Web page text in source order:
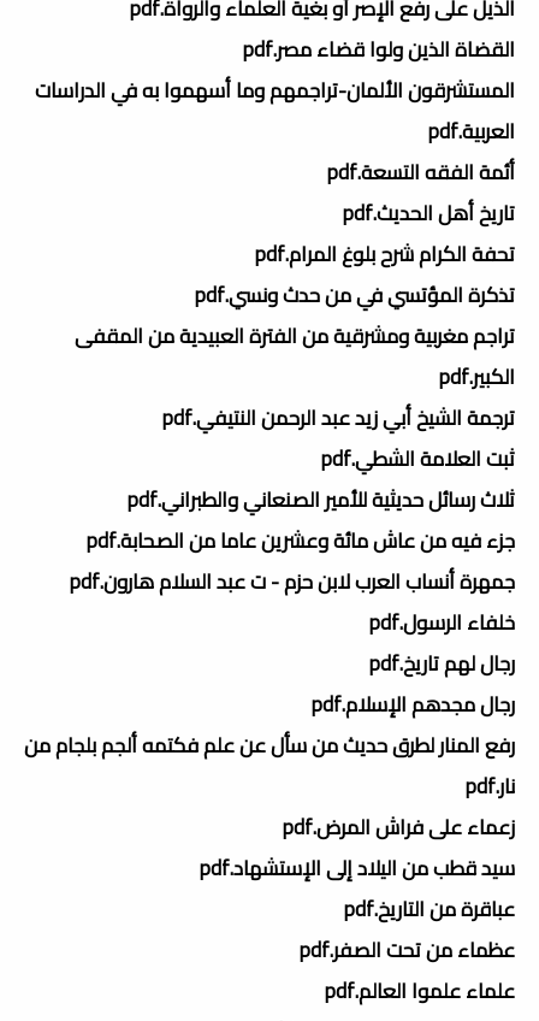
الذيل على رفع الإصر أو بغية العلماء والرواة.pdf
القضاة الذين ولوا قضاء مصر.pdf
المستشرقون الألمان-تراجمهم وما أسهموا به في الدراسات
العربية.pdf
أئمة الفقه التسعة.pdf
تاريخ أهل الحديث.pdf
تحفة الكرام شرح بلوغ المرام.pdf
تذكرة المؤتسي في من حدث ونسي.pdf
تراجم مغربية ومشرقية من الفترة العبيدية من المقفى
الكبير.pdf
ترجمة الشيخ أبي زيد عبد الرحمن النتيفي.pdf
ثبت العلامة الشطي.pdf
ثلاث رسائل حديثية للأمير الصنعاني والطبراني.pdf
جزء فيه من عاش مائة وعشرين عاما من الصحابة.pdf
جمهرة أنساب العرب لابن حزم - ت عبد السلام هارون.pdf
خلفاء الرسول.pdf
رجال لهم تاريخ.pdf
رجال مجدهم الإسلام.pdf
رفع المنار لطرق حديث من سأل عن علم فكتمه ألجم بلجام من
نار.pdf
زعماء على فراش المرض.pdf
سيد قطب من اليلاد إلى الإستشهاد.pdf
عباقرة من التاريخ.pdf
عظماء من تحت الصفر.pdf
علماء علموا العالم.pdf